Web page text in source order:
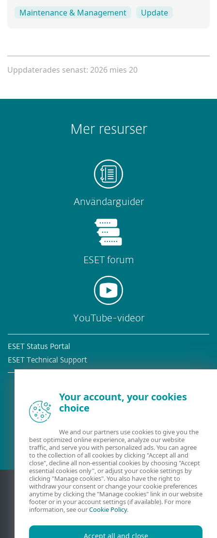
Maintenance & Management Update
Uppdaterades senast: 2026 mies 20
Mer resurser
Användarguider
ESET forum
YouTube-videor
ESET Status Portal
ESET Technical Support
Your account, your cookies
choice
We and our partners use cookies to give you the
best optimized online experience, analyze our website
traffic, and serve you with personalized ads. You can agree
to the collection of all cookies by clicking "Accept all and
close", decline all non-essential cookies by choosing "Accept
essential cookies only", or adjust your cookie settings by
clicking "Manage cookies". You also have the right to
withdraw your consent or change your cookie preferences
anytime by clicking the "Manage cookies" link in our website
footer or in your account settings (if available). For more
information, see ourCookie Policy.
Accept all and close